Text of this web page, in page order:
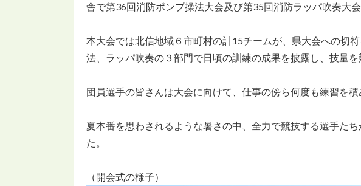
舎で第36回消防ポンプ操法大会及び第35回消防ラッパ吹奏大会
本大会では北信地域６市町村の計15チームが、県大会への切
法、ラッパ吹奏の３部門で日頃の訓練の成果を披露し、技量を
団員選手の皆さんは大会に向けて、仕事の傍ら何度も練習を積
夏本番を思わされるような暑さの中、全力で競技する選手た
た。
（開会式の様子）